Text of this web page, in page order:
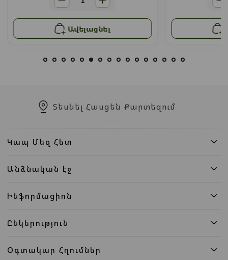
Ավելացնել
Տեսնել Հասցեն Քարտեզում
Կապ Մեզ Հետ
Անձնական էջ
Ինֆորմացիոն
Ընկերություն
Օգտակար Հղումներ